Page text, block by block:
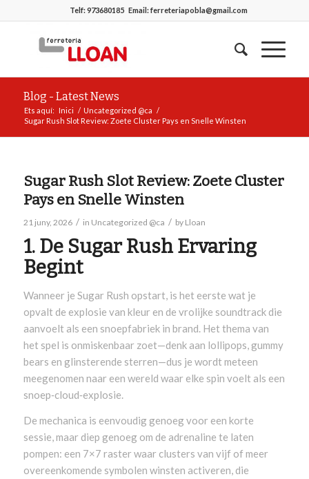
Telf:973680185Email:ferreteriapobla@gmail.com
Blog - Latest News
Ets aquí: Inici / Uncategorized @ca /
Sugar Rush Slot Review: Zoete Cluster Pays en Snelle Winsten
Sugar Rush Slot Review: Zoete Cluster
Pays en Snelle Winsten
21 juny, 2026 / in Uncategorized @ca / by Lloan
1. De Sugar Rush Ervaring
Begint
Wanneer je Sugar Rush opstart, is het eerste wat je
opvalt de explosie van kleur en de vrolijke soundtrack die
aanvoelt als een snoepfabriek in brand. Het thema van
het spel is onmiskenbaar zoet—denk aan lollipops, gummy
bears en glinsterende sterren—dus je wordt meteen
meegenomen naar een wereld waar elke spin voelt als een
snoep‑cloud‑explosie.
De mechanica is eenvoudig genoeg voor een korte
sessie, maar diep genoeg om de adrenaline te laten
pompen: een 7×7 raster waar clusters van vijf of meer
overeenkomende symbolen winsten activeren, die